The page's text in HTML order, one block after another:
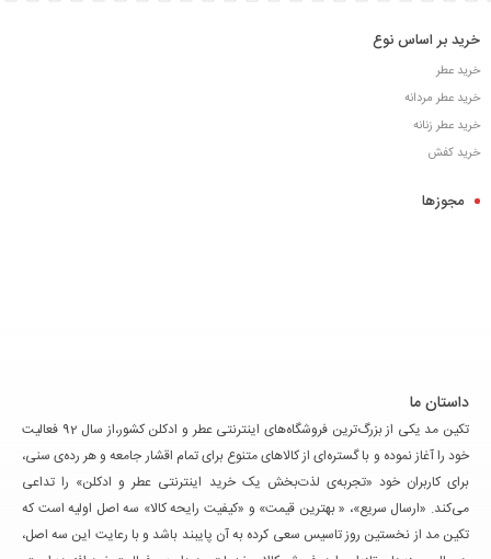
خرید بر اساس نوع
خرید عطر
خرید عطر مردانه
خرید عطر زنانه
خرید کفش
مجوزها
داستان ما
تکین مد یکی از بزرگ‌ترین فروشگاه‌های اینترنتی عطر و ادکلن کشور،از سال 92 فعالیت
خود را آغاز نموده و با گستره‌ای از کالاهای متنوع برای تمام اقشار جامعه و هر رده‌ی سنی،
برای کاربران خود «تجربه‌ی لذت‌بخش یک خرید اینترنتی عطر و ادکلن» را تداعی
می‌کند. «ارسال سریع»، « بهترین قیمت» و «کیفیت رایحه کالا» سه اصل اولیه است که
تکین مد از نخستین روز تاسیس سعی کرده به آن پایبند باشد و با رعایت این سه اصل،